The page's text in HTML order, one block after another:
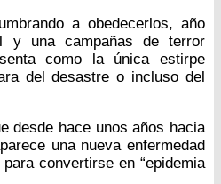
a obedecerlos, año
y una campañas de terror
como la única estirpe
del desastre o incluso del
desde hace unos años hacia
una nueva enfermedad
convertirse en “epidemia